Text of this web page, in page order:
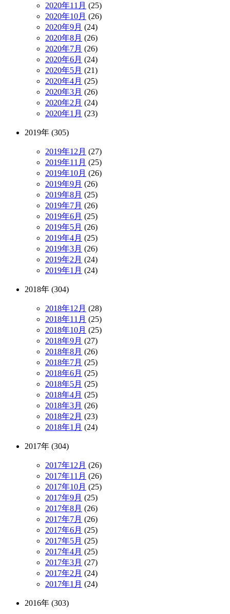
2020年11月 (25)
2020年10月 (26)
2020年9月 (24)
2020年8月 (26)
2020年7月 (26)
2020年6月 (24)
2020年5月 (21)
2020年4月 (25)
2020年3月 (26)
2020年2月 (24)
2020年1月 (23)
2019年 (305)
2019年12月 (27)
2019年11月 (25)
2019年10月 (26)
2019年9月 (26)
2019年8月 (25)
2019年7月 (26)
2019年6月 (25)
2019年5月 (26)
2019年4月 (25)
2019年3月 (26)
2019年2月 (24)
2019年1月 (24)
2018年 (304)
2018年12月 (28)
2018年11月 (25)
2018年10月 (25)
2018年9月 (27)
2018年8月 (26)
2018年7月 (25)
2018年6月 (25)
2018年5月 (25)
2018年4月 (25)
2018年3月 (26)
2018年2月 (23)
2018年1月 (24)
2017年 (304)
2017年12月 (26)
2017年11月 (26)
2017年10月 (25)
2017年9月 (25)
2017年8月 (26)
2017年7月 (26)
2017年6月 (25)
2017年5月 (25)
2017年4月 (25)
2017年3月 (27)
2017年2月 (24)
2017年1月 (24)
2016年 (303)